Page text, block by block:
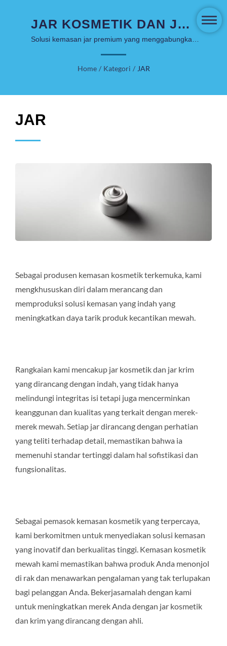
JAR KOSMETIK DAN JAR
KRIM YANG INDAH
UNTUK PRODUK
Solusi kemasan jar premium yang menggabungkan
Home / Kategori / JAR
JAR
Sebagai produsen kemasan kosmetik terkemuka, kami
mengkhususkan diri dalam merancang dan
memproduksi solusi kemasan yang indah yang
meningkatkan daya tarik produk kecantikan mewah.
Rangkaian kami mencakup jar kosmetik dan jar krim
yang dirancang dengan indah, yang tidak hanya
melindungi integritas isi tetapi juga mencerminkan
keanggunan dan kualitas yang terkait dengan merek-
merek mewah. Setiap jar dirancang dengan perhatian
yang teliti terhadap detail, memastikan bahwa ia
memenuhi standar tertinggi dalam hal sofistikasi dan
fungsionalitas.
Sebagai pemasok kemasan kosmetik yang terpercaya,
kami berkomitmen untuk menyediakan solusi kemasan
yang inovatif dan berkualitas tinggi. Kemasan kosmetik
mewah kami memastikan bahwa produk Anda menonjol
di rak dan menawarkan pengalaman yang tak terlupakan
bagi pelanggan Anda. Bekerjasamalah dengan kami
untuk meningkatkan merek Anda dengan jar kosmetik
dan krim yang dirancang dengan ahli.